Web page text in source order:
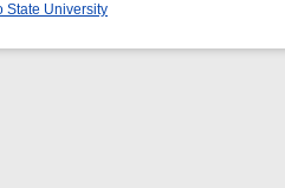
State University